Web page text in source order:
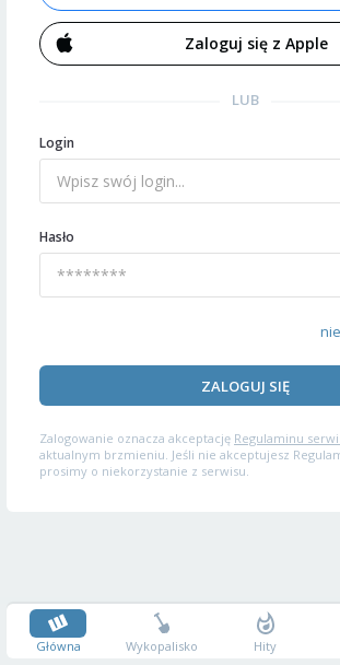
Zaloguj się z Apple
LUB
Login
Hasło
ZALOGUJ SIĘ
Zalogowanie oznacza akceptację Regulaminu
aktualnym brzmieniu. Jeśli nie akceptujesz
prosimy o niekorzystanie z serwisu.
Główna Wykopalisko Hity